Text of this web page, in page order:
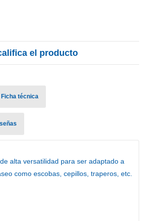
el producto
Ficha técnica
alta versatilidad para ser adaptado a
como escobas, cepillos, traperos, etc.